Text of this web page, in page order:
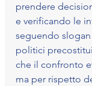
prendere
e verificando le
seguendo
politici
che il confronto
ma per rispetto